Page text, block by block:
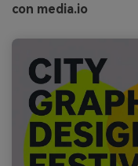
con media.io